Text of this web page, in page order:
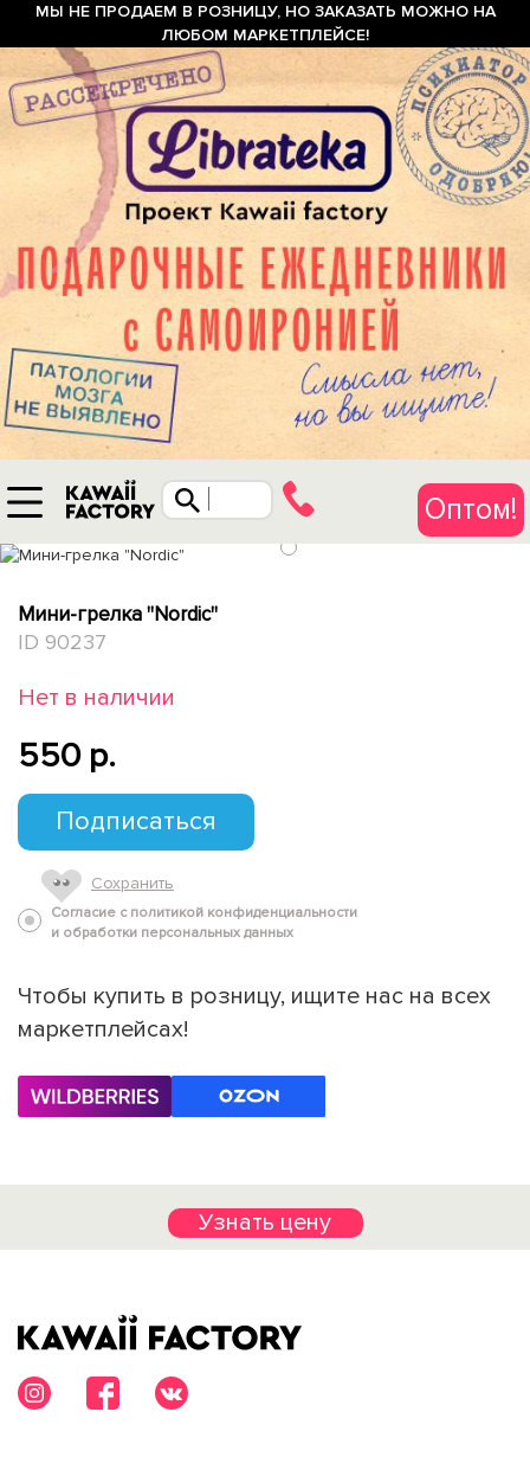
МЫ НЕ ПРОДАЕМ В РОЗНИЦУ, НО ЗАКАЗАТЬ МОЖНО НА
ЛЮБОМ МАРКЕТПЛЕЙСЕ!
Оптом!
Мини-грелка "Nordic"
ID 90237
Нет в наличии
550 p.
Подписаться
Сохранить
Согласие с политикой конфиденциальности
и обработки персональных данных
Чтобы купить в розницу, ищите нас на всех
маркетплейсах!
Узнать цену